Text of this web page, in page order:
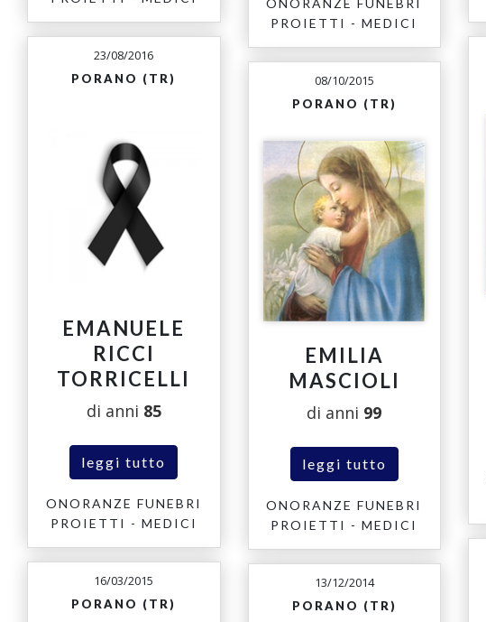
PROIETTI - MEDICI
23/08/2016
PORANO (TR)
EMANUELE
RICCI
TORRICELLI
di anni 85
leggi tutto
ONORANZE FUNEBRI
PROIETTI - MEDICI
08/10/2015
PORANO (TR)
EMILIA
MASCIOLI
di anni 99
leggi tutto
ONORANZE FUNEBRI
PROIETTI - MEDICI
16/03/2015
PORANO (TR)
13/12/2014
PORANO (TR)